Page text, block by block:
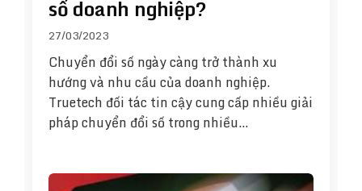
số doanh nghiệp?
27/03/2023
Chuyển đổi số ngày càng trở thành xu
hướng và nhu cầu của doanh nghiệp.
Truetech đối tác tin cậy cung cấp nhiều giải
pháp chuyển đổi số trong nhiều…